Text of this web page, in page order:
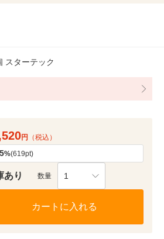
スターテック
円 （税込）
5%(619pt)
あり 数量 1
カートに入れる